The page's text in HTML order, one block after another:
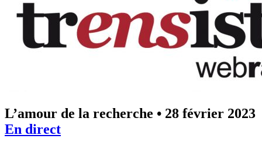
L’amour de la recherche • 28 février 2023
En direct